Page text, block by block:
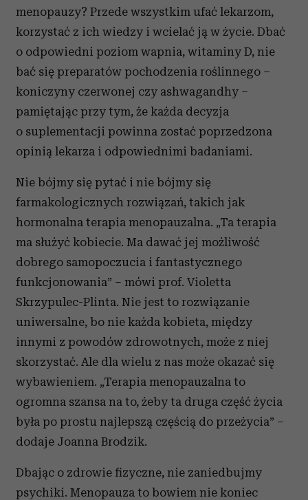
otrzymanymi od Ciebie lub uzyskanymi podczas
korzystania z ich usług.
menopauzy? Przede wszystkim ufać lekarzom,
korzystać z ich wiedzy i wcielać ją w życie. Dbać
o odpowiedni poziom wapnia, witaminy D, nie
bać się preparatów pochodzenia roślinnego –
koniczyny czerwonej czy ashwagandhy –
pamiętając przy tym, że każda decyzja
o suplementacji powinna zostać poprzedzona
opinią lekarza i odpowiednimi badaniami.
Nie bójmy się pytać i nie bójmy się
farmakologicznych rozwiązań, takich jak
hormonalna terapia menopauzalna. „Ta terapia
ma służyć kobiecie. Ma dawać jej możliwość
dobrego samopoczucia i fantastycznego
funkcjonowania” – mówi prof. Violetta
Skrzypulec-Plinta. Nie jest to rozwiązanie
uniwersalne, bo nie każda kobieta, między
innymi z powodów zdrowotnych, może z niej
skorzystać. Ale dla wielu z nas może okazać się
wybawieniem. „Terapia menopauzalna to
ogromna szansa na to, żeby ta druga część życia
była po prostu najlepszą częścią do przeżycia” –
dodaje Joanna Brodzik.
Dbając o zdrowie fizyczne, nie zaniedbujmy
psychiki. Menopauza to bowiem nie koniec